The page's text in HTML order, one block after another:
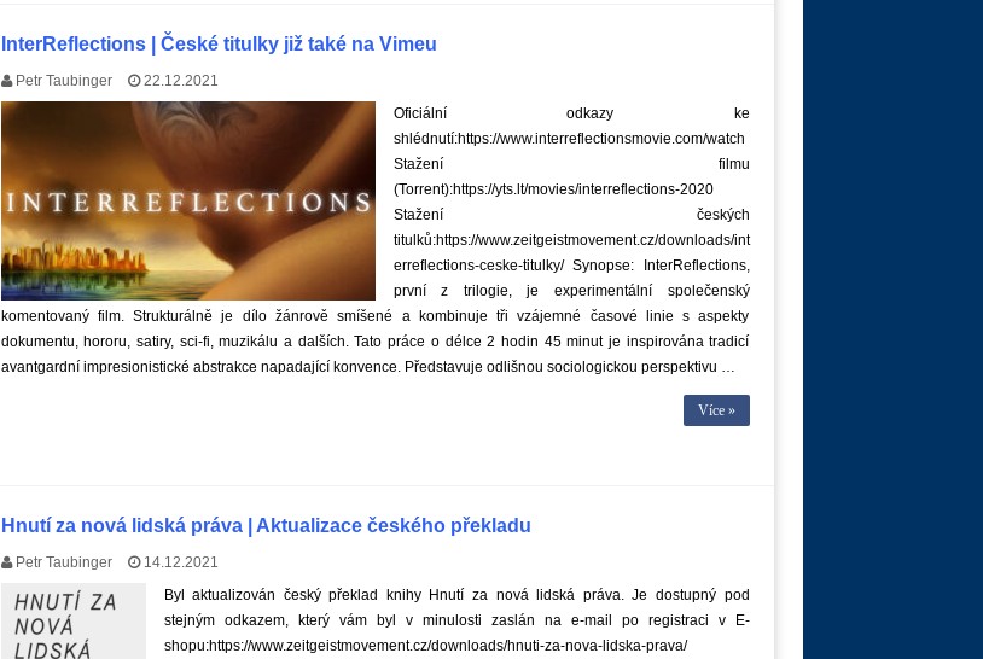
InterReflections | České titulky již také na Vimeu
Petr Taubinger
22.12.2021
Oficiální odkazy ke
shlédnutí:https://www.interreflectionsmovie.com/watch
Stažení filmu
(Torrent):https://yts.lt/movies/interreflections-2020
Stažení českých
titulků:https://www.zeitgeistmovement.cz/downloads/int
erreflections-ceske-titulky/ Synopse: InterReflections,
první z trilogie, je experimentální společenský
komentovaný film. Strukturálně je dílo žánrově smíšené a kombinuje tři vzájemné časové linie s aspekty
dokumentu, hororu, satiry, sci-fi, muzikálu a dalších. Tato práce o délce 2 hodin 45 minut je inspirována tradicí
avantgardní impresionistické abstrakce napadající konvence. Představuje odlišnou sociologickou perspektivu …
Více »
Hnutí za nová lidská práva | Aktualizace českého překladu
Petr Taubinger
14.12.2021
Byl aktualizován český překlad knihy Hnutí za nová lidská práva. Je dostupný pod
stejným odkazem, který vám byl v minulosti zaslán na e-mail po registraci v E-
shopu:https://www.zeitgeistmovement.cz/downloads/hnuti-za-nova-lidska-prava/